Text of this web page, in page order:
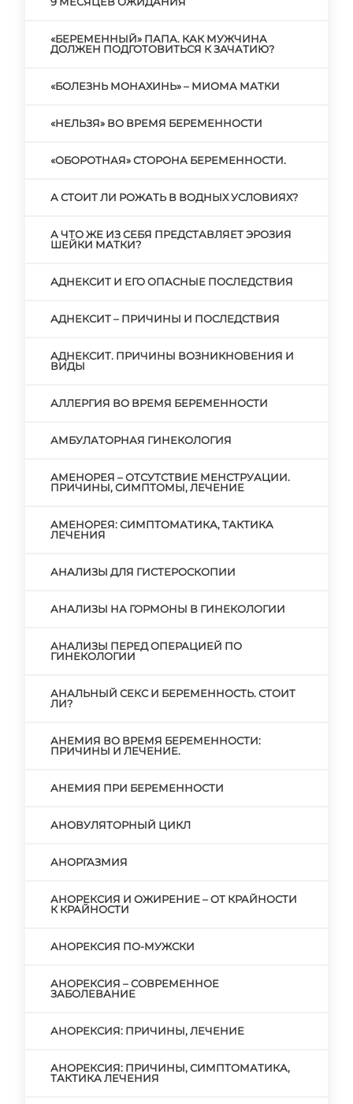
«БЕРЕМЕННЫЙ» ПАПА. КАК МУЖЧИНА
ДОЛЖЕН ПОДГОТОВИТЬСЯ К ЗАЧАТИЮ?
«БОЛЕЗНЬ МОНАХИНЬ» – МИОМА МАТКИ
«НЕЛЬЗЯ» ВО ВРЕМЯ БЕРЕМЕННОСТИ
«ОБОРОТНАЯ» СТОРОНА БЕРЕМЕННОСТИ.
А СТОИТ ЛИ РОЖАТЬ В ВОДНЫХ УСЛОВИЯХ?
А ЧТО ЖЕ ИЗ СЕБЯ ПРЕДСТАВЛЯЕТ ЭРОЗИЯ
ШЕЙКИ МАТКИ?
АДНЕКСИТ И ЕГО ОПАСНЫЕ ПОСЛЕДСТВИЯ
АДНЕКСИТ – ПРИЧИНЫ И ПОСЛЕДСТВИЯ
АДНЕКСИТ. ПРИЧИНЫ ВОЗНИКНОВЕНИЯ И
ВИДЫ
АЛЛЕРГИЯ ВО ВРЕМЯ БЕРЕМЕННОСТИ
АМБУЛАТОРНАЯ ГИНЕКОЛОГИЯ
АМЕНОРЕЯ – ОТСУТСТВИЕ МЕНСТРУАЦИИ.
ПРИЧИНЫ, СИМПТОМЫ, ЛЕЧЕНИЕ
АМЕНОРЕЯ: СИМПТОМАТИКА, ТАКТИКА
ЛЕЧЕНИЯ
АНАЛИЗЫ ДЛЯ ГИСТЕРОСКОПИИ
АНАЛИЗЫ НА ГОРМОНЫ В ГИНЕКОЛОГИИ
АНАЛИЗЫ ПЕРЕД ОПЕРАЦИЕЙ ПО
ГИНЕКОЛОГИИ
АНАЛЬНЫЙ СЕКС И БЕРЕМЕННОСТЬ. СТОИТ
ЛИ?
АНЕМИЯ ВО ВРЕМЯ БЕРЕМЕННОСТИ:
ПРИЧИНЫ И ЛЕЧЕНИЕ.
АНЕМИЯ ПРИ БЕРЕМЕННОСТИ
АНОВУЛЯТОРНЫЙ ЦИКЛ
АНОРГАЗМИЯ
АНОРЕКСИЯ И ОЖИРЕНИЕ – ОТ КРАЙНОСТИ
К КРАЙНОСТИ
АНОРЕКСИЯ ПО-МУЖСКИ
АНОРЕКСИЯ – СОВРЕМЕННОЕ
ЗАБОЛЕВАНИЕ
АНОРЕКСИЯ: ПРИЧИНЫ, ЛЕЧЕНИЕ
АНОРЕКСИЯ: ПРИЧИНЫ, СИМПТОМАТИКА,
ТАКТИКА ЛЕЧЕНИЯ